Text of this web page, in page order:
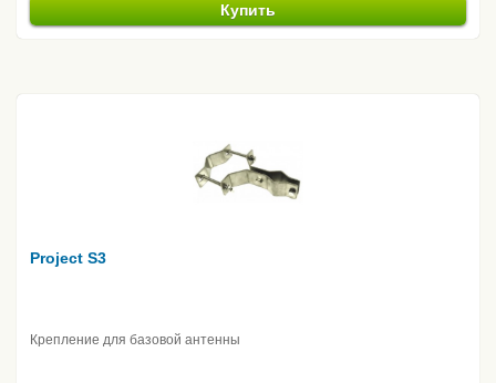
Купить
Project S3
Крепление для базовой антенны